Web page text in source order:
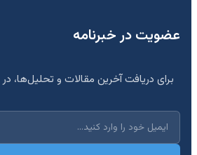
عضویت در خبرنامه
برای دریافت آخرین مقالات و تحلیل‌ها،